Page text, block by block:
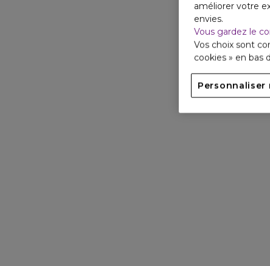
améliorer votre
envies.
Vous gardez le
Vos choix sont
cookies » en bas
Personnaliser